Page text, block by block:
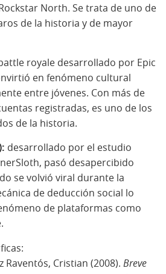
North. Se trata de uno de
de la historia y de mayor
royale desarrollado por Epic
en fenómeno cultural
entre jóvenes. Con más de
registradas, es uno de los
de la historia.
desarrollado por el estudio
pasó desapercibido
se volvió viral durante la
de deducción social lo
de plataformas como
Raventós, Cristian (2008). Breve